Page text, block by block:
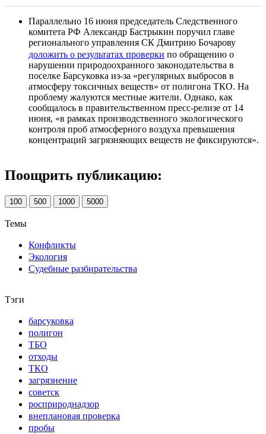
Параллельно 16 июня председатель Следственного
комитета РФ Александр Бастрыкин поручил главе
регионального управления СК Дмитрию Бочарову
доложить о результатах проверки по обращению о
нарушении природоохранного законодательства в
поселке Барсуковка из-за «регулярных выбросов в
атмосферу токсичных веществ» от полигона ТКО. На
проблему жалуются местные жители. Однако, как
сообщалось в правительственном пресс-релизе от 14
июня, «в рамках производственного экологического
контроля проб атмосферного воздуха превышения
концентраций загрязняющих веществ не фиксируются».
Поощрить публикацию:
100 500 1000 5000
Темы
Конфликты
Экология
Судебные разбирательства
Тэги
барсуковка
полигон
ТБО
отходы
ТКО
загрязнение
советск
росприроднадзор
внеплановая проверка
пробы